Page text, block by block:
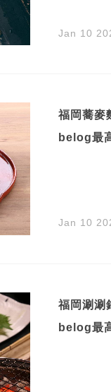
Jan 10
福岡蕎麥
belog最
Jan 10
福岡涮涮
belog最